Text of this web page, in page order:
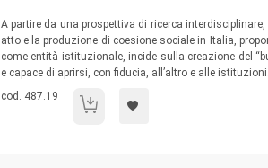
Sommario:
A partire da una prospettiva di ricerca
atto e la produzione di coesione sociale in Italia,
come entità istituzionale, incide sulla creazione del
e capace di aprirsi, con fiducia, all’altro e alle istituzioni.
Codice libro:
cod. 487.19 Scuola e coesione sociale in Italia